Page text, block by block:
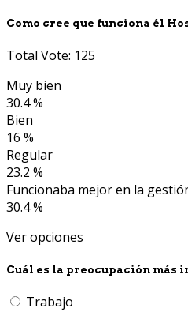
Como cree que funciona él
Total Vote: 125
Muy bien
30.4 %
Bien
16 %
Regular
23.2 %
Funcionaba mejor en la
30.4 %
Ver opciones
Cuál es la preocupación más
Trabajo